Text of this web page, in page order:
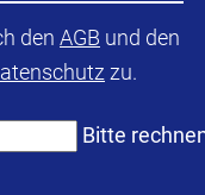
den AGB und den
zu.
Bitte